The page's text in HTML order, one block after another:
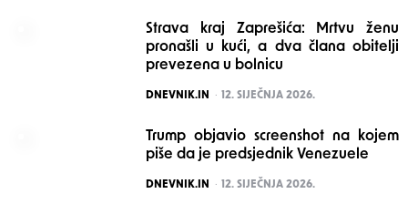
Strava kraj Zaprešića: Mrtvu ženu
pronašli u kući, a dva člana obitelji
prevezena u bolnicu
POSTED
DNEVNIK.IN 12. SIJEČNJA 2026.
Trump objavio screenshot na kojem
piše da je predsjednik Venezuele
POSTED
DNEVNIK.IN 12. SIJEČNJA 2026.